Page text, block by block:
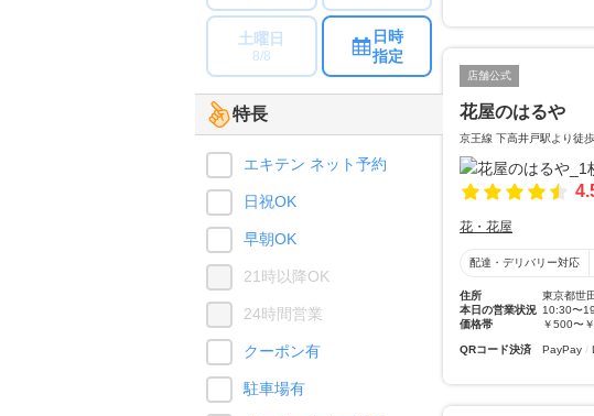
店舗公式
花屋のはるや
京王線 下高井戸駅より徒
花・花屋
配達・デリバリー対応
住所
東京都世
本日の営業状況 10:30〜
価格帯
￥500〜
QRコード決済 PayPay
土曜日
8/8
日時
指定
特長
エキテン ネット予約
日祝OK
早朝OK
21時以降OK
24時間営業
クーポン有
駐車場有